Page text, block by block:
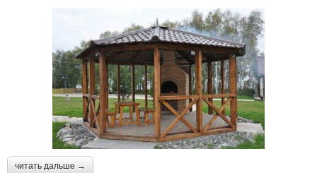
читать дальше →